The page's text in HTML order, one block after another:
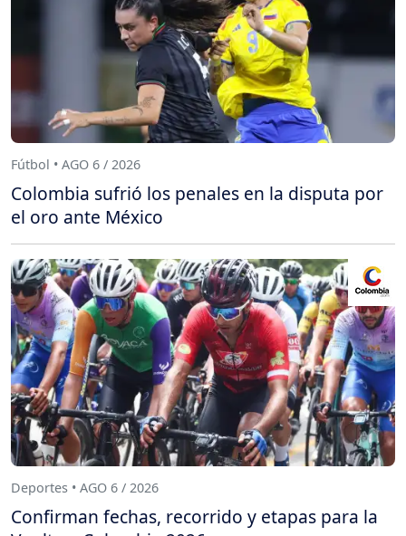
Fútbol • AGO 6 / 2026
Colombia sufrió los penales en la disputa por
el oro ante México
Deportes • AGO 6 / 2026
Confirman fechas, recorrido y etapas para la